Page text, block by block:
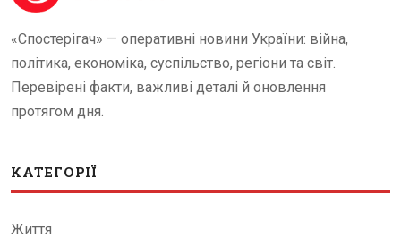
«Спостерігач» — оперативні новини України: війна,
політика, економіка, суспільство, регіони та світ.
Перевірені факти, важливі деталі й оновлення
протягом дня.
КАТЕГОРІЇ
Життя